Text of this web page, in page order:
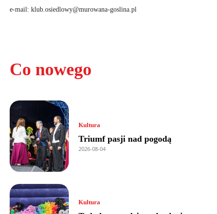
Co nowego
Kultura
Triumf pasji nad pogodą
2026-08-04
Kultura
e-mail: klub.osiedlowy@murowana-goslina.pl